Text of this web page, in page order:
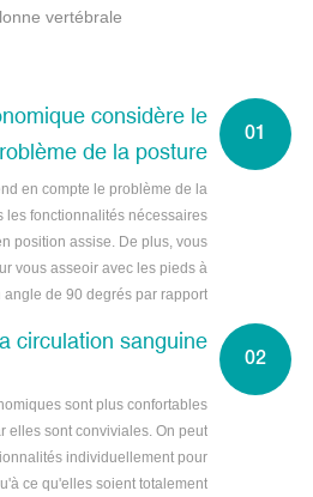
vertébrale
considère le
de la posture
en compte le problème de la
les fonctionnalités nécessaires
position assise. De plus, vous
vous asseoir avec les pieds à
de 90 degrés par rapport
posture
circulation sanguine
sont plus confortables
elles sont conviviales. On peut
individuellement pour
ce qu'elles soient totalement